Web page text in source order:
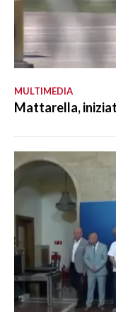
MULTIMEDIA
Mattarella,